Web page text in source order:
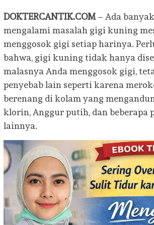
DOKTERCANTIK.COM– Ada
mengalami masalah gigi kuning
menggosok gigi setiap harinya.
bahwa, gigi kuning tidak hanya
malasnya Anda menggosok gigi,
penyebab lain seperti karena
berenang di kolam yang
klorin, Anggur putih, dan beberapa
lainnya.